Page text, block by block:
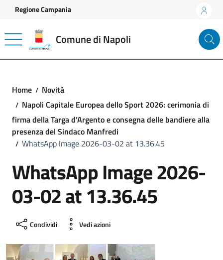
Vai ai contenuti
Vai al footer
Regione Campania
Comune di Napoli
Home
Novità
Napoli Capitale Europea dello Sport 2026: cerimonia di
firma della Targa d’Argento e consegna delle bandiere alla
presenza del Sindaco Manfredi
WhatsApp Image 2026-03-02 at 13.36.45
WhatsApp Image 2026-
03-02 at 13.36.45
Condividi Vedi azioni